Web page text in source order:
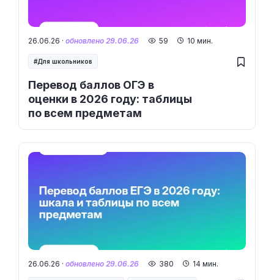
Перевод баллов ОГЭ в
оценки в 2026 году: таблицы
по всем предметам
26.06.26 · обновлено 29.06.26 59 10 мин.
Для школьников
26.06.26 · обновлено 29.06.26 380 14 мин.